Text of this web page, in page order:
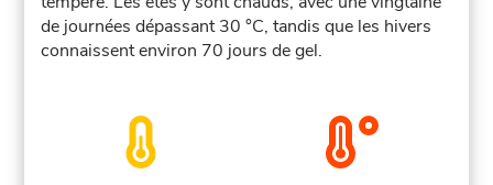
de journées dépassant 30 °C, tandis que les hivers
connaissent environ 70 jours de gel.